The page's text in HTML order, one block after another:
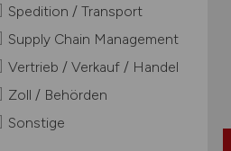
Spedition / Transport
Supply Chain Management
Vertrieb / Verkauf / Handel
Zoll / Behörden
Sonstige